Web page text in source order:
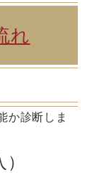
れ
か診断しま